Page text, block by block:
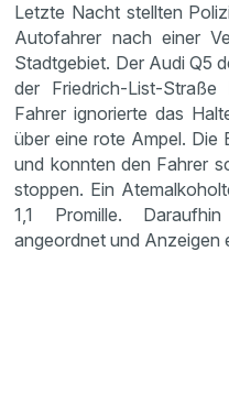
Letzte Nacht stellten
Autofahrer nach einer
Stadtgebiet. Der Audi Q5
der Friedrich-List-
Fahrer ignorierte das
über eine rote Ampel. Die
und konnten den Fahrer
stoppen. Ein
1,1 Promille.
angeordnet und Anzeigen